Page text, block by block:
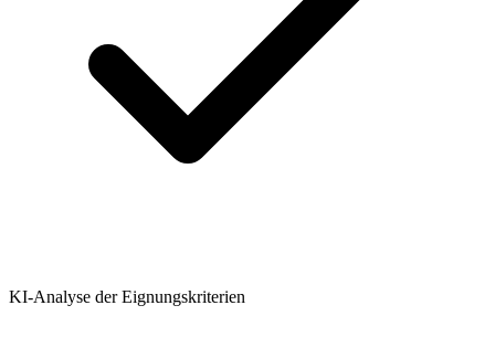
KI-Analyse der Eignungskriterien